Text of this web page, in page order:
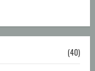
(40)